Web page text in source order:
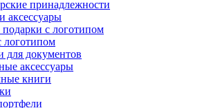
принадлежности
аксессуары
с логотипом
логотипом
для документов
аксессуары
книги